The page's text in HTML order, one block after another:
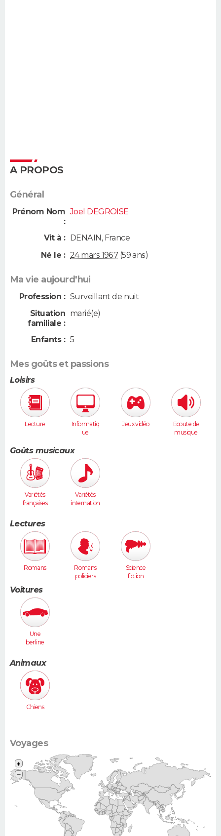
A PROPOS
Général
Prénom Nom
:
Joel DEGROISE
Vit à : DENAIN , France
Né le : 24 mars 1967(59 ans)
Ma vie aujourd'hui
Profession : Surveillant de nuit
Situation
familiale :
marié(e)
Enfants : 5
Mes goûts et passions
Loisirs
Lecture
Informatiq
ue
Jeux vidéo
Ecoute de
musique
Goûts musicaux
Variétés
françaises
Variétés
internation
Lectures
Romans
Romans
policiers
Science
fiction
Voitures
Une
berline
Animaux
Chiens
Voyages
+
−